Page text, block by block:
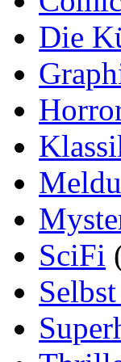
Die
SciFi